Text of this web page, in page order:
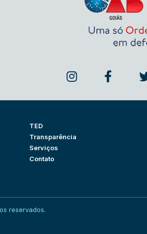
TED
Transparência
Serviços
Contato
reservados.